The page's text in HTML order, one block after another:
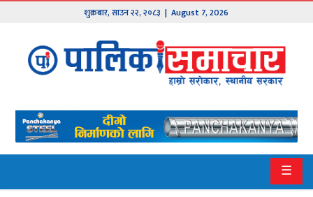
शुक्रबार,साउन२२,२०८३ | August 7, 2026
मुख्य
समाचार
हाम्रो
पालिका
१
☰